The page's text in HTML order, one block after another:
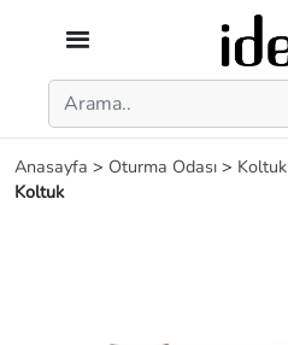
Anasayfa > Oturma Odası >
Koltuk